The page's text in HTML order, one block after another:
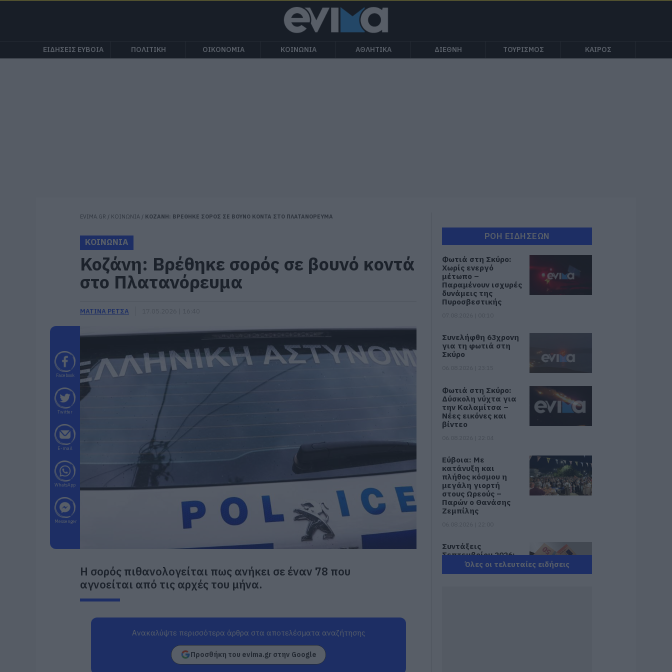
ΕΙΔΗΣΕΙΣ ΕΥΒΟΙΑ ΠΟΛΙΤΙΚΗ ΟΙΚΟΝΟΜΙΑ ΚΟΙΝΩΝΙΑ ΑΘΛΗΤΙΚΑ ΔΙΕΘΝΗ ΤΟΥΡΙΣΜΟΣ ΚΑΙΡΟΣ
EVIMA.GR / ΚΟΙΝΩΝΙΑ / ΚΟΖΑΝΗ: BΡΕΘΗΚΕ ΣΟΡΟΣ ΣΕ ΒΟΥΝΟ ΚΟΝΤΑ ΣΤΟ ΠΛΑΤΑΝΟΡΕΥΜΑ
ΚΟΙΝΩΝΙΑ
Κοζάνη: Bρέθηκε σορός σε βουνό κοντά
στο Πλατανόρευμα
ΜΑΤΙΝΑ ΡΕΤΣΑ
Facebook
Twitter
E-mail
WhatsApp
Messenger
Η σορός πιθανολογείται πως ανήκει σε έναν 78 που
αγνοείται από τις αρχές του μήνα.
Ανακαλύψτε περισσότερα άρθρα στα αποτελέσματα αναζήτησης
Προσθήκη του evima.gr στην Google
ΡΟΗ ΕΙΔΗΣΕΩΝ
Φωτιά στη Σκύρο:
Χωρίς ενεργό
μέτωπο –
Παραμένουν ισχυρές
δυνάμεις της
Πυροσβεστικής
Συνελήφθη 63χρονη
για τη φωτιά στη
Σκύρο
Φωτιά στη Σκύρο:
Δύσκολη νύχτα για
την Καλαμίτσα –
Νέες εικόνες και
βίντεο
Εύβοια: Με
κατάνυξη και
πλήθος κόσμου η
μεγάλη γιορτή
στους Ωρεούς –
Παρών ο Θανάσης
Ζεμπίλης
Συντάξεις
Σεπτεμβρίου 2026:
Πότε πληρώνονται
οι δικαιούχοι – Οι
Όλες οι τελευταίες ειδήσεις